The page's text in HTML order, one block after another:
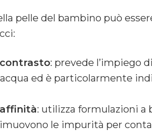
pelle del bambino può
: prevede l’impiego
ed è particolarmente
: utilizza formulazioni a
le impurità per